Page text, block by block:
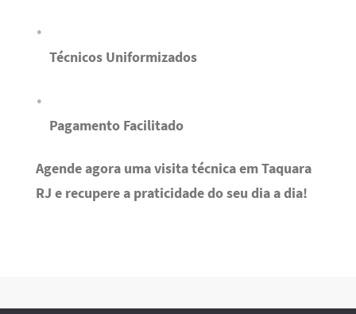
Técnicos Uniformizados
Pagamento Facilitado
Agende agora uma visita técnica em Taquara
RJ e recupere a praticidade do seu dia a dia!